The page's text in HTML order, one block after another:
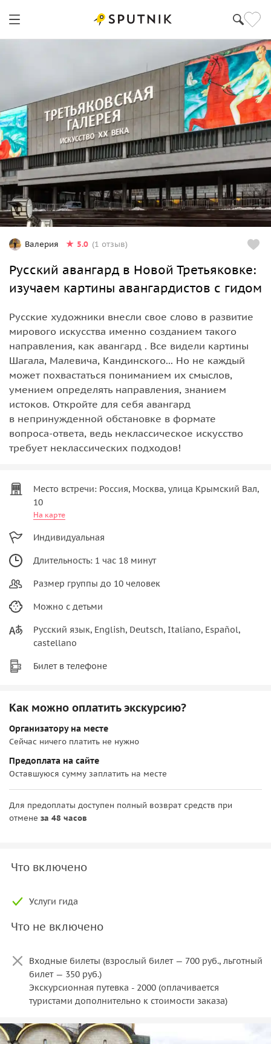
Валерия 5.0 (1 отзыв)
Русский авангард в Новой Третьяковке:
изучаем картины авангардистов с гидом
Русские художники внесли свое слово в развитие
мирового искусства именно созданием такого
направления, как авангард . Все видели картины
Шагала, Малевича, Кандинского... Но не каждый
может похвастаться пониманием их смыслов,
умением определять направления, знанием
истоков. Откройте для себя авангард
в непринужденной обстановке в формате
вопроса-ответа, ведь неклассическое искусство
требует неклассических подходов!
Место встречи: Россия, Москва, улица Крымский Вал,
10
На карте
Индивидуальная
Длительность: 1 час 18 минут
Размер группы до 10 человек
Можно с детьми
Русский язык, English, Deutsch, Italiano, Español,
castellano
Билет в телефоне
Как можно оплатить экскурсию?
Организатору на месте
Сейчас ничего платить не нужно
Предоплата на сайте
Оставшуюся сумму заплатить на месте
Для предоплаты доступен полный возврат средств при
отмене за 48 часов
Что включено
Услуги гида
Что не включено
Входные билеты (взрослый билет — 700 руб., льготный
билет — 350 руб.)
Экскурсионная путевка - 2000 (оплачивается
туристами дополнительно к стоимости заказа)